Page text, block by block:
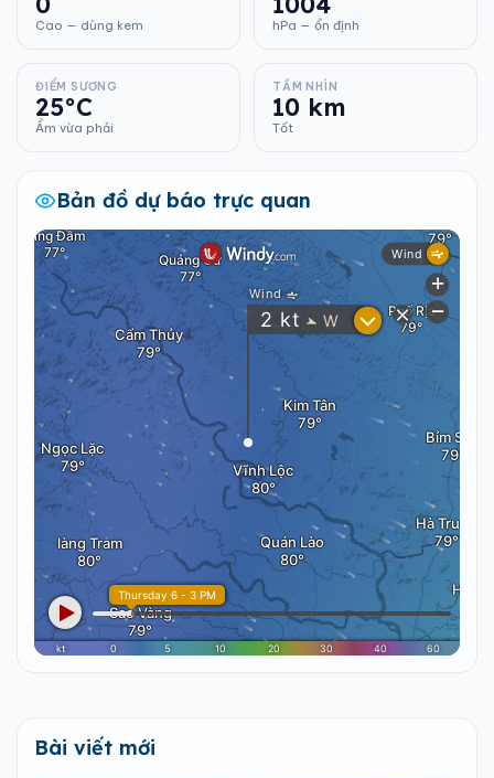
Cao — dùng kem hPa — ổn định
ĐIỂM SƯƠNG
25°C
Ẩm vừa phải
TẦM NHÌN
10 km
Tốt
Bản đồ dự báo trực quan
Bài viết mới